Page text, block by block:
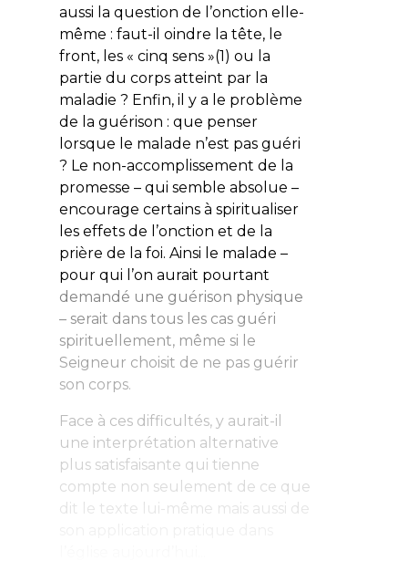
aussi la question de l’onction elle-
même : faut-il oindre la tête, le
front, les « cinq sens »(1) ou la
partie du corps atteint par la
maladie ? Enfin, il y a le problème
de la guérison : que penser
lorsque le malade n’est pas guéri
? Le non-accomplissement de la
promesse – qui semble absolue –
encourage certains à spiritualiser
les effets de l’onction et de la
prière de la foi. Ainsi le malade –
pour qui l’on aurait pourtant
demandé une guérison physique
– serait dans tous les casguéri
spirituellement, même si le
Seigneur choisit de ne pas guérir
son corps.
Face à ces difficultés, y aurait-il
une interprétation alternative
plus satisfaisante qui tienne
compte non seulement de ce que
dit le texte lui-même mais aussi de